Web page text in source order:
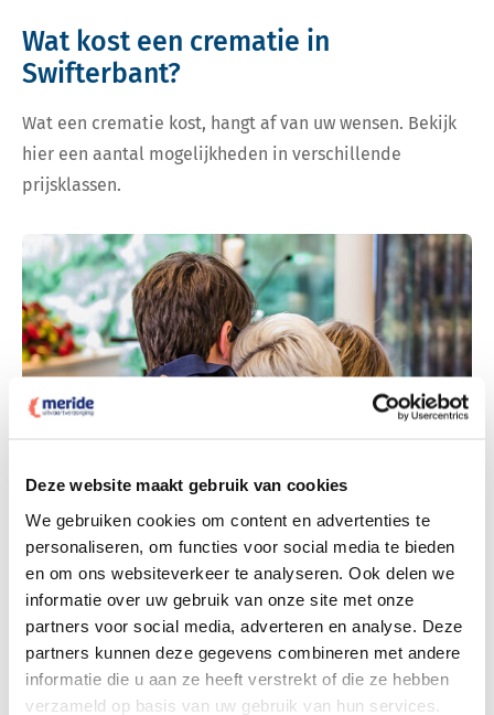
Deze website maakt gebruik van cookies
We gebruiken cookies om content en advertenties te
personaliseren, om functies voor social media te bieden
en om ons websiteverkeer te analyseren. Ook delen we
informatie over uw gebruik van onze site met onze
partners voor social media, adverteren en analyse. Deze
partners kunnen deze gegevens combineren met andere
informatie die u aan ze heeft verstrekt of die ze hebben
verzameld op basis van uw gebruik van hun services.
Wat kost een crematie in
Swifterbant?
Wat een crematie kost, hangt af van uw wensen. Bekijk
hier een aantal mogelijkheden in verschillende
prijsklassen.
Dit kost een crematie
Bekijk tarieven voor crematie
Bekijk tarieven voor begrafenis